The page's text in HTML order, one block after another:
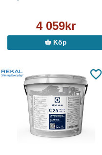
4 059kr
Köp